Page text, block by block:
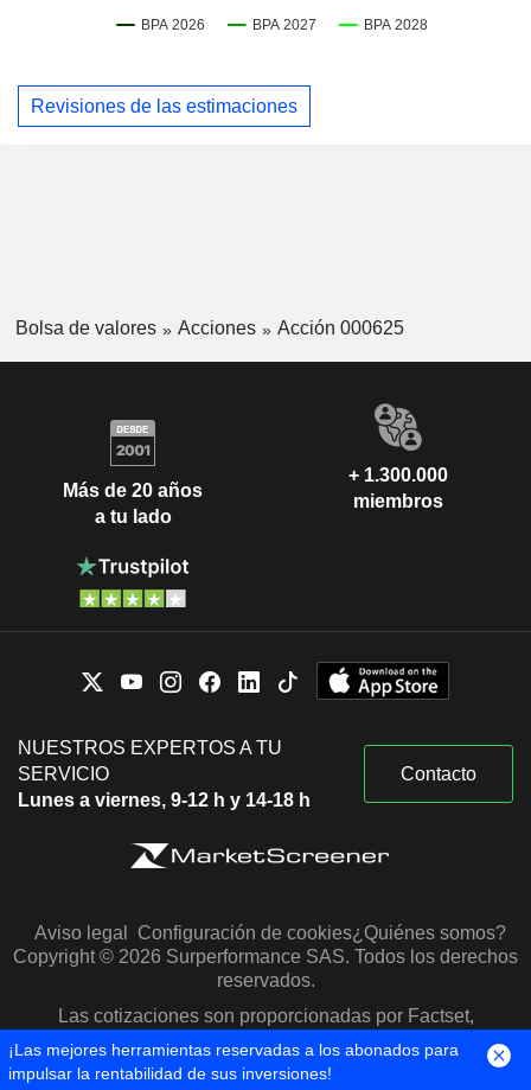
Revisiones de las estimaciones
Bolsa de valores Acciones Acción 000625
Más de 20 años
a tu lado
+ 1.300.000
miembros
NUESTROS EXPERTOS A TU
SERVICIO
Lunes a viernes, 9-12 h y 14-18 h
Contacto
Aviso legal Configuración de cookies¿Quiénes somos?
Copyright © 2026 Surperformance SAS. Todos los derechos
reservados.
Las cotizaciones son proporcionadas por Factset,
Morningstar y S&P Capital IQ
¡Las mejores herramientas reservadas a los abonados para
impulsar la rentabilidad de sus inversiones!